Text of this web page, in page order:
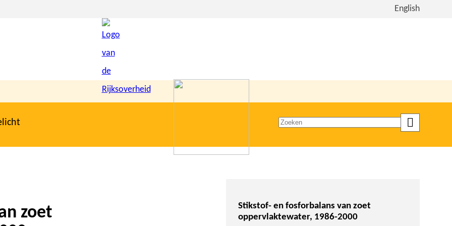
Bekijk
English
Zoeken
zoet
Stikstof- en fosforbalans van zoet
oppervlaktewater, 1986-2000